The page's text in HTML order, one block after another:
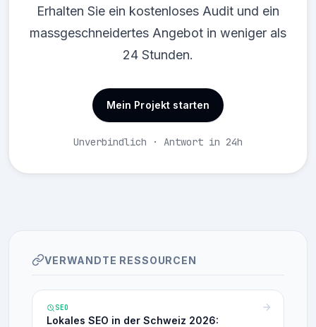
Erhalten Sie ein kostenloses Audit und ein
massgeschneidertes Angebot in weniger als
24 Stunden.
Mein Projekt starten
Unverbindlich · Antwort in 24h
VERWANDTE RESSOURCEN
SEO
Lokales SEO in der Schweiz 2026: